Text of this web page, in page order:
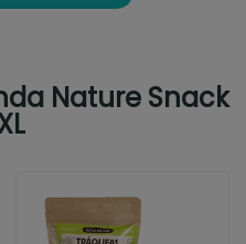
Nature Snack